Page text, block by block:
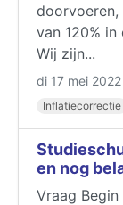
van 120%
Wij zijn...
di 17 mei 2022
Inflatiecorrectie
en nog
Vraag